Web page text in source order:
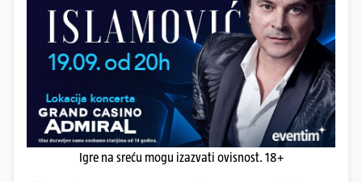
Igre na sreću mogu izazvati ovisnost. 18+